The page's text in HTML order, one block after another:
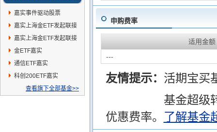
嘉实事件驱动股票
嘉实上海金ETF发起联接
C
嘉实上海金ETF发起联接
A
金ETF嘉实
通信ETF嘉实
科创200ETF嘉实
查看旗下全部基金>>
申购费率
适用金额
---
友情提示： 活期宝买
基金超级
优惠费率。 了解基金